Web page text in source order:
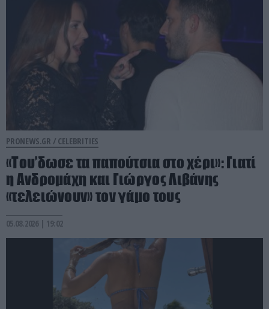
PRONEWS.GR / CELEBRITIES
«Του’δωσε τα παπούτσια στο χέρι»: Γιατί
η Ανδρομάχη και Γιώργος Λιβάνης
«τελειώνουν» τον γάμο τους
05.08.2026 | 19:02